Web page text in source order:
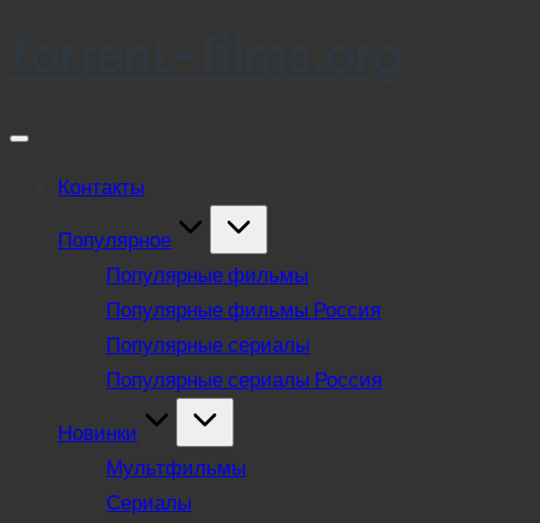
Контакты
Популярное
Популярные фильмы
Популярные фильмы Россия
Популярные сериалы
Популярные сериалы Россия
Новинки
Мультфильмы
Сериалы